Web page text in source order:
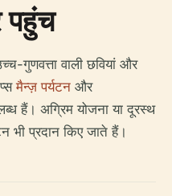
गुणवत्ता वाली छवियां और
मैन्ज़ पर्यटन और
हैं। अग्रिम योजना या दूरस्थ
भी प्रदान किए जाते हैं।